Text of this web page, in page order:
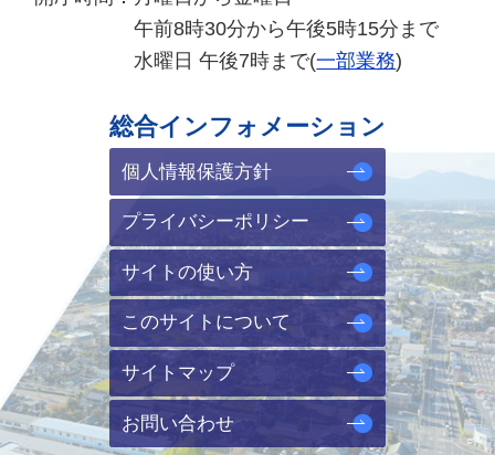
午前8時30分から午後5時15分まで
水曜日 午後7時まで(一部業務)
総合インフォメーション
個人情報保護方針
プライバシーポリシー
サイトの使い方
このサイトについて
サイトマップ
お問い合わせ